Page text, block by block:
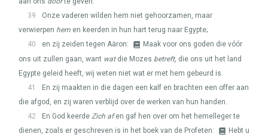
39
Onze vaderen wilden hem niet gehoorzamen, maar
verwierpen hem en keerden in hun hart terug naar Egypte;
40
en zij zeiden tegen Aäron:
Maak voor ons goden die vóór
ons uit zullen gaan, want watdie Mozes betreft, die ons uit het land
Egypte geleid heeft, wij weten niet wat er met hem gebeurd is.
41
En zij maakten in die dagen een kalf en brachten een offer aan
die afgod, en zij waren verblijd over de werken van hun handen.
42
En God keerde Zich afen gaf hen over om het hemelleger te
dienen, zoals er geschreven is in het boek van de Profeten:
Hebt u